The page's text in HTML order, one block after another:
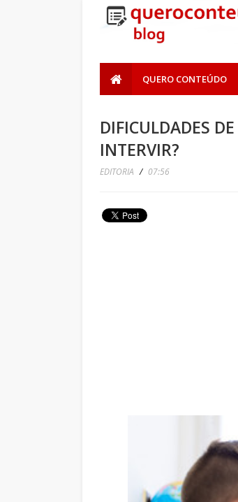
QUERO CONTEÚDO
DIFICULDADES
INTERVIR?
EDITORIA / 07:56